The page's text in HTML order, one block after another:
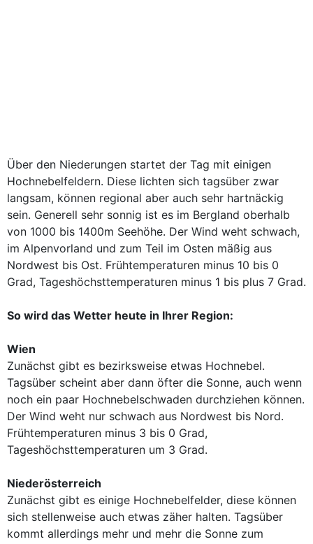
Über den Niederungen startet der Tag mit einigen
Hochnebelfeldern. Diese lichten sich tagsüber zwar
langsam, können regional aber auch sehr hartnäckig
sein. Generell sehr sonnig ist es im Bergland oberhalb
von 1000 bis 1400m Seehöhe. Der Wind weht schwach,
im Alpenvorland und zum Teil im Osten mäßig aus
Nordwest bis Ost. Frühtemperaturen minus 10 bis 0
Grad, Tageshöchsttemperaturen minus 1 bis plus 7 Grad.
So wird das Wetter heute in Ihrer Region:
Wien
Zunächst gibt es bezirksweise etwas Hochnebel.
Tagsüber scheint aber dann öfter die Sonne, auch wenn
noch ein paar Hochnebelschwaden durchziehen können.
Der Wind weht nur schwach aus Nordwest bis Nord.
Frühtemperaturen minus 3 bis 0 Grad,
Tageshöchsttemperaturen um 3 Grad.
Niederösterreich
Zunächst gibt es einige Hochnebelfelder, diese können
sich stellenweise auch etwas zäher halten. Tagsüber
kommt allerdings mehr und mehr die Sonne zum